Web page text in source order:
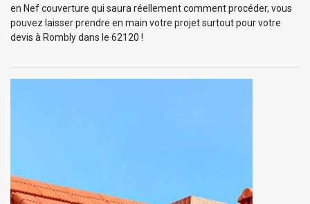
en Nef couverture qui saura réellement comment procéder, vous
pouvez laisser prendre en main votre projet surtout pour votre
devis à Rombly dans le 62120 !